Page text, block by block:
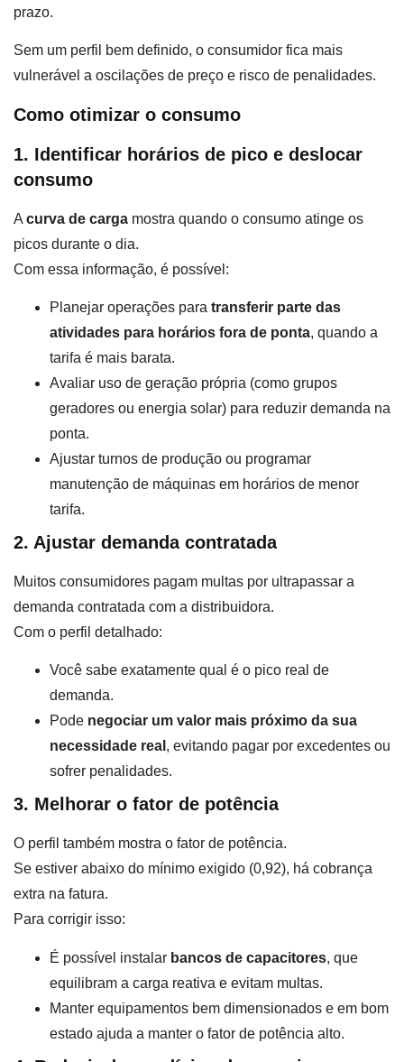
prazo.
Sem um perfil bem definido, o consumidor fica mais
vulnerável a oscilações de preço e risco de penalidades.
Como otimizar o consumo
1. Identificar horários de pico e deslocar
consumo
A curva de carga mostra quando o consumo atinge os
picos durante o dia.
Com essa informação, é possível:
Planejar operações para transferir parte das
atividades para horários fora de ponta, quando a
tarifa é mais barata.
Avaliar uso de geração própria (como grupos
geradores ou energia solar) para reduzir demanda na
ponta.
Ajustar turnos de produção ou programar
manutenção de máquinas em horários de menor
tarifa.
2. Ajustar demanda contratada
Muitos consumidores pagam multas por ultrapassar a
demanda contratada com a distribuidora.
Com o perfil detalhado:
Você sabe exatamente qual é o pico real de
demanda.
Pode negociar um valor mais próximo da sua
necessidade real , evitando pagar por excedentes ou
sofrer penalidades.
3. Melhorar o fator de potência
O perfil também mostra o fator de potência.
Se estiver abaixo do mínimo exigido (0,92), há cobrança
extra na fatura.
Para corrigir isso:
É possível instalar bancos de capacitores, que
equilibram a carga reativa e evitam multas.
Manter equipamentos bem dimensionados e em bom
estado ajuda a manter o fator de potência alto.